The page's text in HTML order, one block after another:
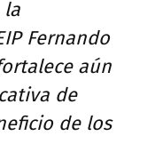
la
Fernando
aún
de
de los